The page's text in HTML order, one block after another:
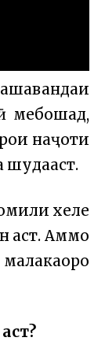
мебошад,
наҷоти
шудааст.
хеле
аст. Аммо